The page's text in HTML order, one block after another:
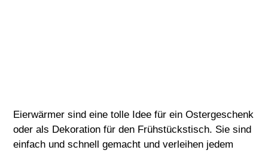
Eierwärmer sind eine tolle Idee für ein Ostergeschenk
oder als Dekoration für den Frühstückstisch. Sie sind
einfach und schnell gemacht und verleihen jedem